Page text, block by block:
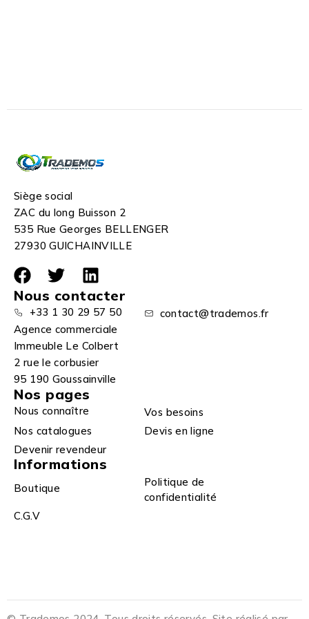
Siège social
ZAC du long Buisson 2
535 Rue Georges BELLENGER
27930 GUICHAINVILLE
Nous contacter
+33 1 30 29 57 50
contact@trademos.fr
Agence commerciale
Immeuble Le Colbert
2 rue le corbusier
95 190 Goussainville
Nos pages
Nous connaître
Vos besoins
Nos catalogues
Devis en ligne
Devenir revendeur
Informations
Boutique
Politique de
confidentialité
C.G.V